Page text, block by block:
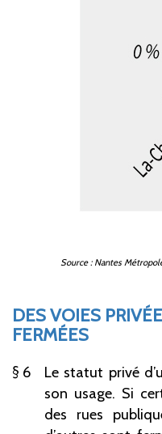
Source : Nantes
DES VOIES
FERMÉES
6
Le statut privé
son usage. Si
des rues